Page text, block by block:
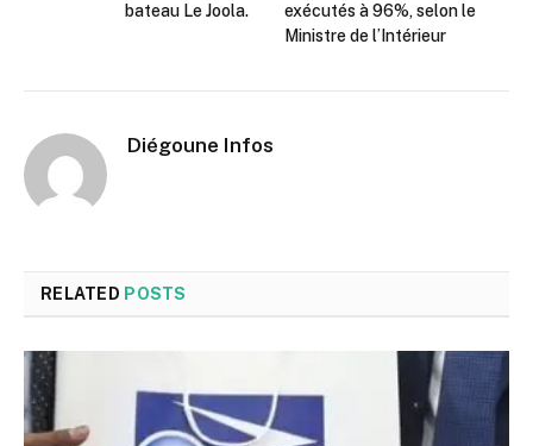
bateau Le Joola.
exécutés à 96%, selon le
Ministre de l’Intérieur
Diégoune Infos
RELATED POSTS